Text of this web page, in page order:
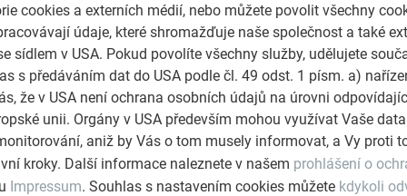
cookies a externích médií, nebo můžete povolit všechny
údaje, které shromažďuje naše společnost a také
sídlem v USA. Pokud povolíte všechny služby, udělujete
s předáváním dat do USA podle čl. 49 odst. 1 písm. a)
že v USA není ochrana osobních údajů na úrovni
unii. Orgány v USA především mohou využívat Vaše
aniž by Vás o tom musely informovat, a Vy proti
kroky. Další informace naleznete v našem prohlášení o
Impressum. Souhlas s nastavením cookies můžete kdykoli